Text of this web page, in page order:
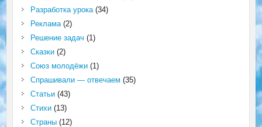
Разработка урока(34)
Реклама(2)
Решение задач (1)
Сказки(2)
Союз молодёжи(1)
Спрашивали — отвечаем (35)
Статьи(43)
Стихи(13)
Страны(12)